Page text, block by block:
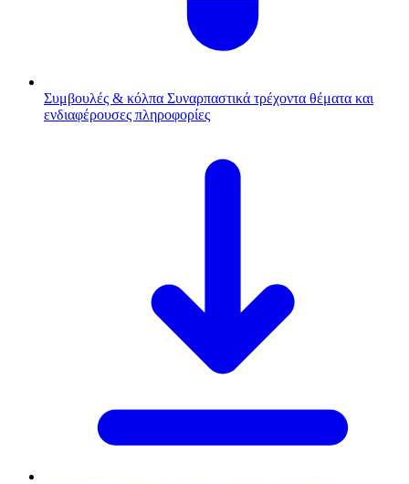
Συμβουλές & κόλπα Συναρπαστικά τρέχοντα θέματα και
ενδιαφέρουσες πληροφορίες